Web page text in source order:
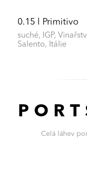
0.15 l Primitivo
suché, IGP,
Salento, Itálie
Celá láhev